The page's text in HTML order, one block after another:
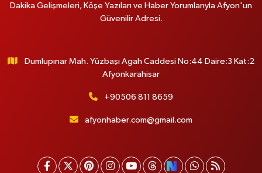
Dakika Gelişmeleri, Köşe Yazıları ve Haber Yorumlarıyla Afyon'un
Güvenilir Adresi.
Dumlupınar Mah. Yüzbaşı Agah Caddesi No:44 Daire:3 Kat:2
Afyonkarahisar
+90506 811 8659
afyonhaber.com@gmail.com